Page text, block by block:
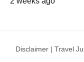
Disclaimer | Travel